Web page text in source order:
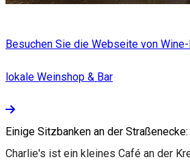
Besuchen Sie die Webseite von
lokale Weinshop & Bar
Einige Sitzbanken an der
Charlie's ist ein kleines Café an der